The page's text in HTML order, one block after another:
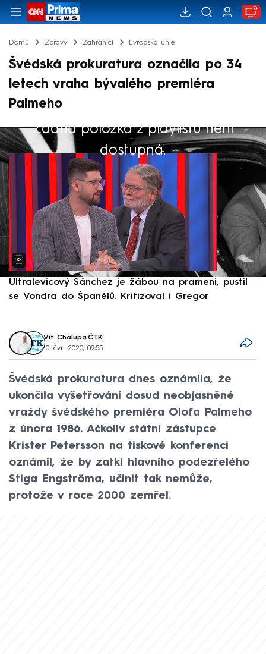
Domů Zprávy Zahraničí Evropská unie
Švédská prokuratura označila po 34
letech vraha bývalého premiéra
Palmeho
Žádná položka z playlistu není
dostupná.
Výběr redakce
Ultralevicový Sánchez je žábou na prameni, pustil
se Vondra do Španělů. Kritizoval i Gregor
Vít Chalupa, ČTK
10. čvn 2020, 09:55
Švédská prokuratura dnes oznámila, že
ukončila vyšetřování dosud neobjasněné
vraždy švédského premiéra Olofa Palmeho
z února 1986. Ačkoliv státní zástupce
Krister Petersson na tiskové konferenci
oznámil, že by zatkl hlavního podezřelého
Stiga Engströma, učinit tak nemůže,
protože v roce 2000 zemřel.